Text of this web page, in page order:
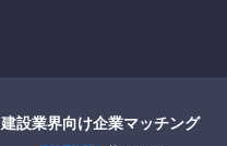
建設業界向け企業マッチング